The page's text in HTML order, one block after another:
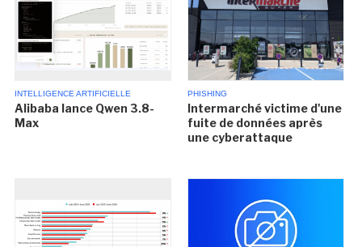
INTELLIGENCE ARTIFICIELLE
Alibaba lance Qwen 3.8-
Max
PHISHING
Intermarché victime d'une
fuite de données après
une cyberattaque